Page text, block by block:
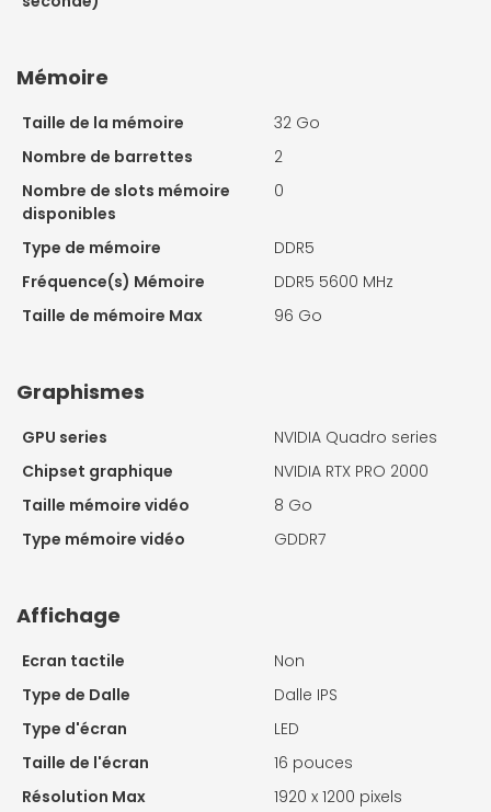
Mémoire
Taille de la mémoire
32 Go
Nombre de barrettes
2
Nombre de slots mémoire
disponibles
0
Type de mémoire
DDR5
Fréquence(s) Mémoire
DDR5 5600 MHz
Taille de mémoire Max
96 Go
Graphismes
GPU series
NVIDIA Quadro series
Chipset graphique
NVIDIA RTX PRO 2000
Taille mémoire vidéo
8 Go
Type mémoire vidéo
GDDR7
Affichage
Ecran tactile
Non
Type de Dalle
Dalle IPS
Type d'écran
LED
Taille de l'écran
16 pouces
Résolution Max
1920 x 1200 pixels